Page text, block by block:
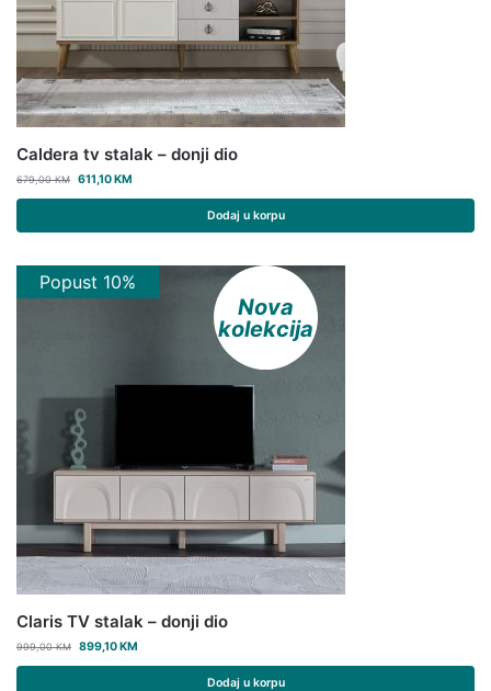
Caldera tv stalak – donji dio
679,00KM 611,10KM
Dodaj u korpu
Nova
kolekcija
Popust 10%
Claris TV stalak – donji dio
999,00KM 899,10KM
Dodaj u korpu